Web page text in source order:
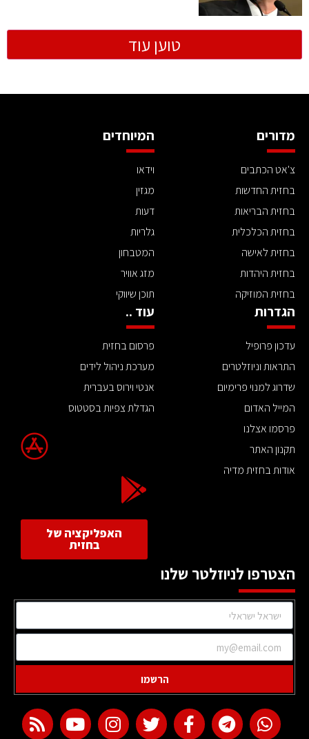
טוען עוד
מדורים
צ'אט הכתבים
בחזית החדשות
בחזית הבריאות
בחזית הכלכלית
בחזית לאישה
בחזית היהדות
בחזית המוזיקה
המיוחדים
וידאו
מגזין
דעות
גלריות
המטבחון
מזג אוויר
תוכן שיווקי
הגדרות
עדכון פרופיל
התראות וניוזלטרים
שדרוג למנוי פרימיום
המייל האדום
פרסמו אצלנו
תקנון האתר
אודות בחזית מדיה
עוד ..
פרסום בחזית
מערכת ניהול לידים
אנטי וירוס בעברית
הגדלת צפיות בסטטוס
האפליקציה של
בחזית
הצטרפו לניוזלטר שלנו
הרשמו